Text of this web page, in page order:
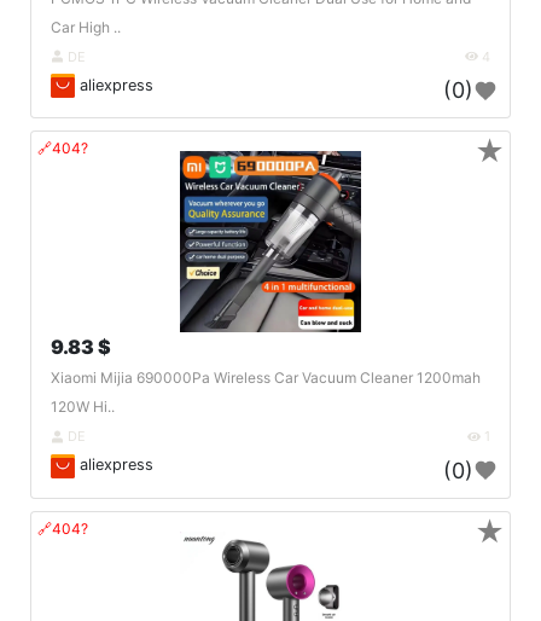
Car High ..
DE 4
aliexpress (0)
🔗404?
9.83 $
Xiaomi Mijia 690000Pa Wireless Car Vacuum Cleaner 1200mah
120W Hi..
DE 1
aliexpress (0)
★
🔗404? ★